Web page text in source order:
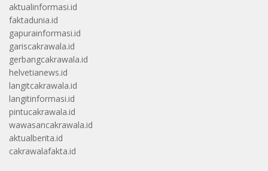
aktualinformasi.id
faktadunia.id
gapurainformasi.id
gariscakrawala.id
gerbangcakrawala.id
helvetianews.id
langitcakrawala.id
langitinformasi.id
pintucakrawala.id
wawasancakrawala.id
aktualberita.id
cakrawalafakta.id